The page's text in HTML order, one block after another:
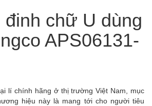
đinh chữ U dùng
APS06131-
lí chính hãng ở thị trường Việt Nam, mục
hiệu này là mang tới cho người tiêu